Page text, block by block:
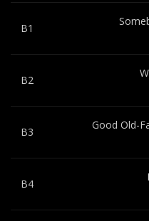
B1
B2
B3
Good Old-
B4